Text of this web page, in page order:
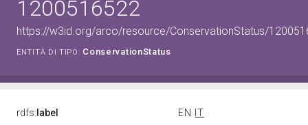
1200516522
https://w3id.org/arco/resource/ConservationStatus/
ENTITÀ DI TIPO: ConservationStatus
rdfs: label EN
IT